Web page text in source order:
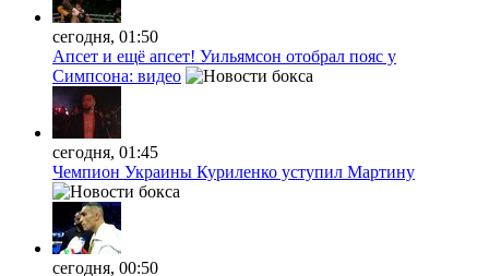
сегодня, 01:50
Апсет и ещё апсет! Уильямсон отобрал пояс у
Симпсона: видео
сегодня, 01:45
Чемпион Украины Куриленко уступил Мартину
сегодня, 00:50